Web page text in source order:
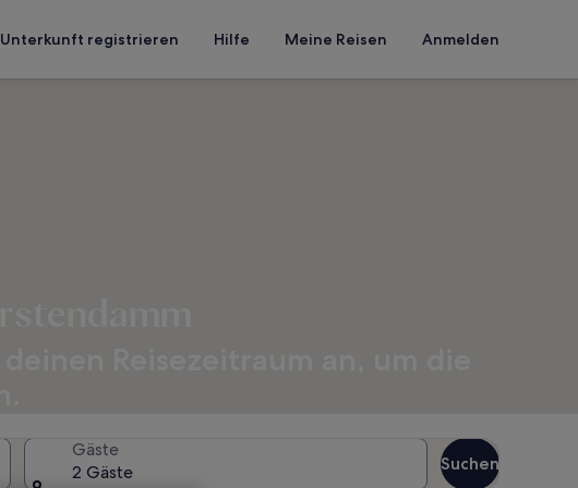
Unterkunft registrieren Hilfe Meine Reisen Anmelden
Gäste
2 Gäste
Suchen